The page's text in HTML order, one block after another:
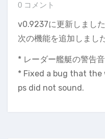
0 コメント
v0.9237に更新しました
次の機能を追加しました
* レーダー艦艇の警告
* Fixed a bug that
ps did not sound.